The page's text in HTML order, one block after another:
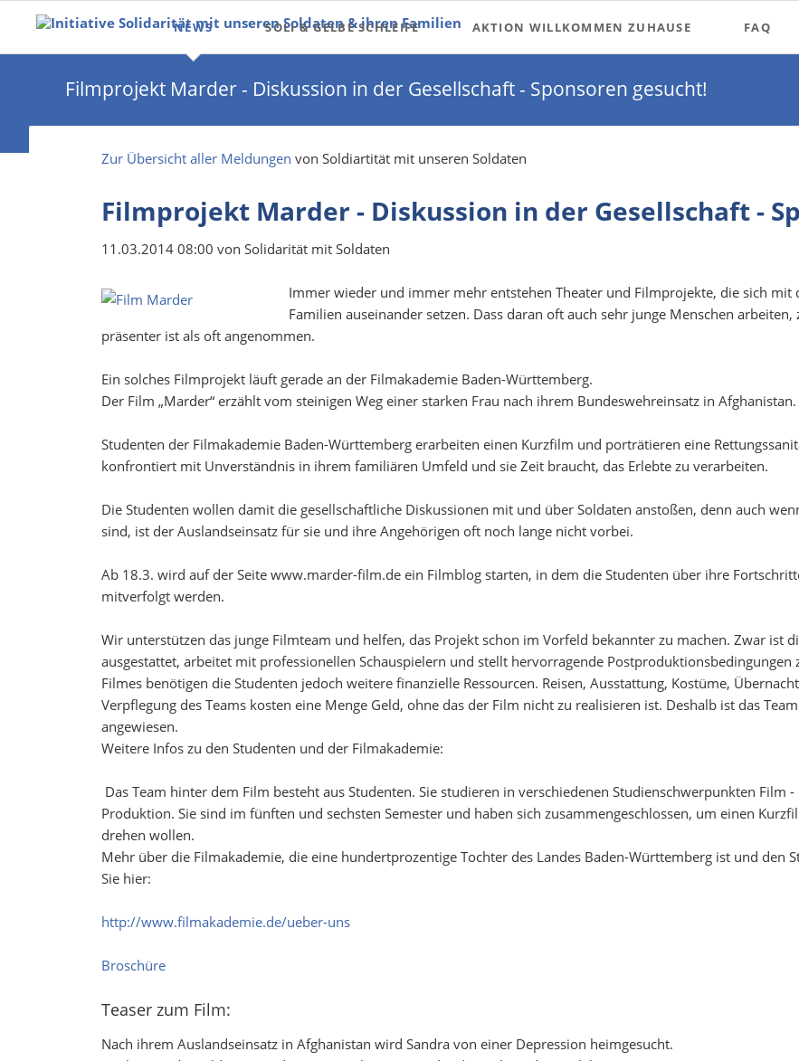
NEWS SOLI & GELBE SCHLEIFE AKTION WILLKOMMEN ZUHAUSE FAQ
Filmprojekt Marder - Diskussion in der Gesellschaft - Sponsoren gesucht!
Zur Übersicht aller Meldungen von Soldiartität mit unseren Soldaten
Filmprojekt Marder - Diskussion in der Gesellschaft -
11.03.2014 08:00 von Solidarität mit Soldaten
Immer wieder und immer mehr entstehen Theater und Filmprojekte, die sich
Familien auseinander setzen. Dass daran oft auch sehr junge Menschen
präsenter ist als oft angenommen.
Ein solches Filmprojekt läuft gerade an der Filmakademie Baden-Württemberg.
Der Film „Marder“ erzählt vom steinigen Weg einer starken Frau nach ihrem Bundeswehreinsatz in Afghanistan.
Studenten der Filmakademie Baden-Württemberg erarbeiten einen Kurzfilm und porträtieren eine
konfrontiert mit Unverständnis in ihrem familiären Umfeld und sie Zeit braucht, das Erlebte zu verarbeiten.
Die Studenten wollen damit die gesellschaftliche Diskussionen mit und über Soldaten anstoßen, denn auch
sind, ist der Auslandseinsatz für sie und ihre Angehörigen oft noch lange nicht vorbei.
Ab 18.3. wird auf der Seite www.marder-film.de ein Filmblog starten, in dem die Studenten über ihre
mitverfolgt werden.
Wir unterstützen das junge Filmteam und helfen, das Projekt schon im Vorfeld bekannter zu machen. Zwar ist
ausgestattet, arbeitet mit professionellen Schauspielern und stellt hervorragende
Filmes benötigen die Studenten jedoch weitere finanzielle Ressourcen. Reisen, Ausstattung, Kostüme,
Verpflegung des Teams kosten eine Menge Geld, ohne das der Film nicht zu realisieren ist. Deshalb ist das
angewiesen.
Weitere Infos zu den Studenten und der Filmakademie:
Das Team hinter dem Film besteht aus Studenten. Sie studieren in verschiedenen Studienschwerpunkten Film
Produktion. Sie sind im fünften und sechsten Semester und haben sich zusammengeschlossen, um einen
drehen wollen.
Mehr über die Filmakademie, die eine hundertprozentige Tochter des Landes Baden-Württemberg ist und den
Sie hier:
http://www.filmakademie.de/ueber-uns
Broschüre
Teaser zum Film:
Nach ihrem Auslandseinsatz in Afghanistan wird Sandra von einer Depression heimgesucht.